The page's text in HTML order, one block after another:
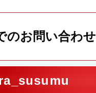
のお問い合わせ